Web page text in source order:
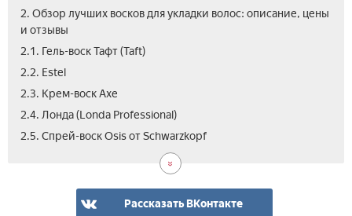
2. Обзор лучших восков для укладки волос: описание, цены
и отзывы
2.1. Гель-воск Тафт (Taft)
2.2. Estel
2.3. Крем-воск Axe
2.4. Лонда (Londa Professional)
2.5. Спрей-воск Оsis от Schwarzkopf
Рассказать ВКонтакте